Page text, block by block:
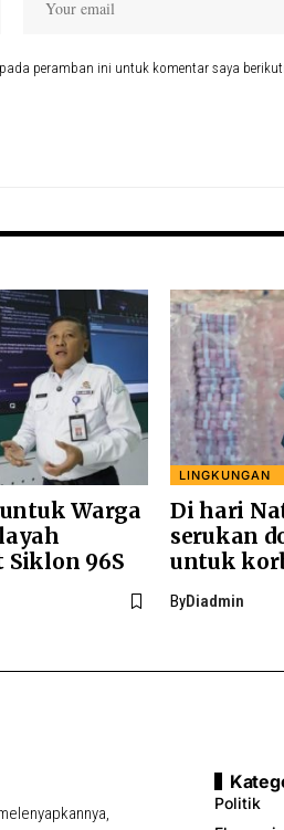
peramban ini untuk komentar saya
Warga
96S
LINGKUNGAN
Di hari
serukan
untuk
ByDiadmin
Politik